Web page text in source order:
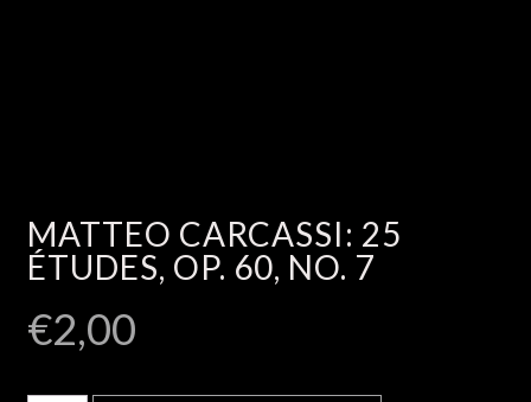
MATTEO CARCASSI: 25
ÉTUDES, OP. 60, NO. 7
€2,00